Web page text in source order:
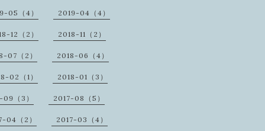
05（4） 2019-04（4）
12（2） 2018-11（2）
07（2） 2018-06（4）
02（1） 2018-01（3）
（3） 2017-08（5）
04（2） 2017-03（4）